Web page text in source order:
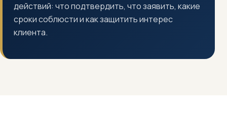
действий: что подтвердить, что заявить, какие
сроки соблюсти и как защитить интерес
клиента.